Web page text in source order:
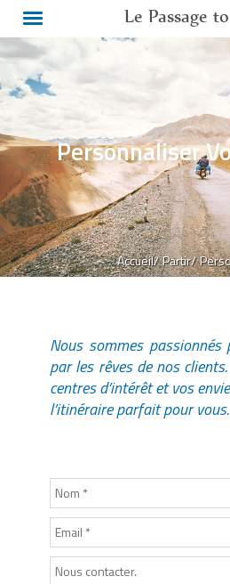
Le Passage
Accueil/Partir/
Personnaliser
Nous sommes
par les rêves de nos
centres d’intérêt et vos
l’itinéraire parfait pour vous.